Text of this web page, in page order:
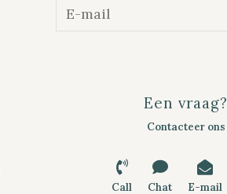
Een vraag?
Contacteer ons
Call Chat E-mail